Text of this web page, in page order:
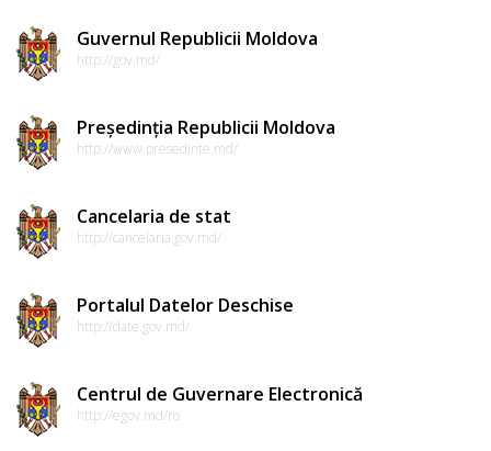
Guvernul Republicii Moldova
http://gov.md/
Președinția Republicii Moldova
http://www.presedinte.md/
Cancelaria de stat
http://cancelaria.gov.md/
Portalul Datelor Deschise
http://date.gov.md/
Centrul de Guvernare Electronică
http://egov.md/ro